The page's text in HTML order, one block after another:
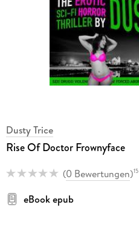
Dusty Trice
Rise Of Doctor Frownyface
(0 Bewertungen)15
eBook epub